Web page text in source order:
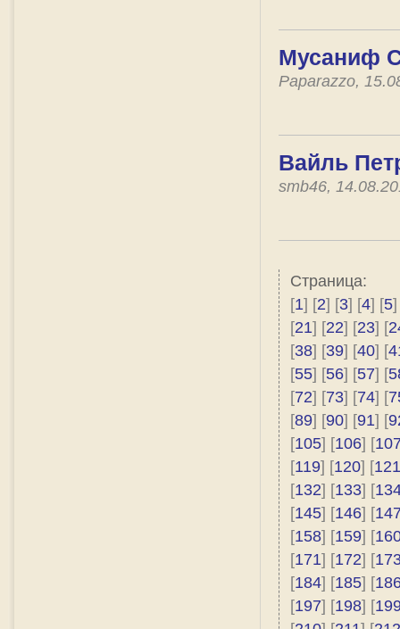
Мусаниф
Paparazzo,
Вайль
smb46,
Страница:
[1] [2] [3] [4] [5]
[21] [22] [23] [
[38] [39] [40] [
[55] [56] [57] [
[72] [73] [74] [
[89] [90] [91] [
[105] [106] [
[119] [120] [121
[132] [133] [
[145] [146] [
[158] [159] [
[171] [172] [
[184] [185] [
[197] [198] [